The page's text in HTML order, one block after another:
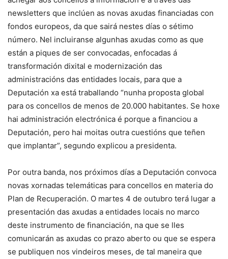
newsletters que inclúen as novas axudas financiadas con
fondos europeos, da que sairá nestes días o sétimo
número. Nel incluiranse algunhas axudas como as que
están a piques de ser convocadas, enfocadas á
transformación dixital e modernización das
administracións das entidades locais, para que a
Deputación xa está traballando “nunha proposta global
para os concellos de menos de 20.000 habitantes. Se hoxe
hai administración electrónica é porque a financiou a
Deputación, pero hai moitas outra cuestións que teñen
que implantar”, segundo explicou a presidenta.
Por outra banda, nos próximos días a Deputación convoca
novas xornadas telemáticas para concellos en materia do
Plan de Recuperación. O martes 4 de outubro terá lugar a
presentación das axudas a entidades locais no marco
deste instrumento de financiación, na que se lles
comunicarán as axudas co prazo aberto ou que se espera
se publiquen nos vindeiros meses, de tal maneira que